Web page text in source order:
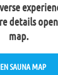
details
map.
SAUNA MAP